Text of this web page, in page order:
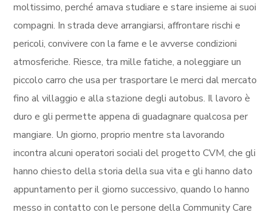
moltissimo, perché amava studiare e stare insieme ai suoi
compagni. In strada deve arrangiarsi, affrontare rischi e
pericoli, convivere con la fame e le avverse condizioni
atmosferiche. Riesce, tra mille fatiche, a noleggiare un
piccolo carro che usa per trasportare le merci dal mercato
fino al villaggio e alla stazione degli autobus. Il lavoro è
duro e gli permette appena di guadagnare qualcosa per
mangiare. Un giorno, proprio mentre sta lavorando
incontra alcuni operatori sociali del progetto CVM, che gli
hanno chiesto della storia della sua vita e gli hanno dato
appuntamento per il giorno successivo, quando lo hanno
messo in contatto con le persone della Community Care